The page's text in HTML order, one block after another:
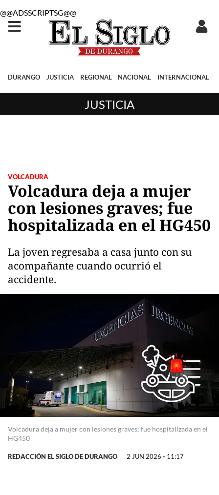
@@ADSSCRIPTSG@@
DURANGO JUSTICIA REGIONAL NACIONAL INTERNACIONAL
JUSTICIA
VOLCADURA
Volcadura deja a mujer
con lesiones graves; fue
hospitalizada en el HG450
La joven regresaba a casa junto con su
acompañante cuando ocurrió el
accidente.
Volcadura deja a mujer con lesiones graves; fue hospitalizada en el
HG450
REDACCIÓN EL SIGLO DE DURANGO 2 JUN 2026 - 11:17